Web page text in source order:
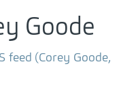
Goode
feed (Corey Goode,